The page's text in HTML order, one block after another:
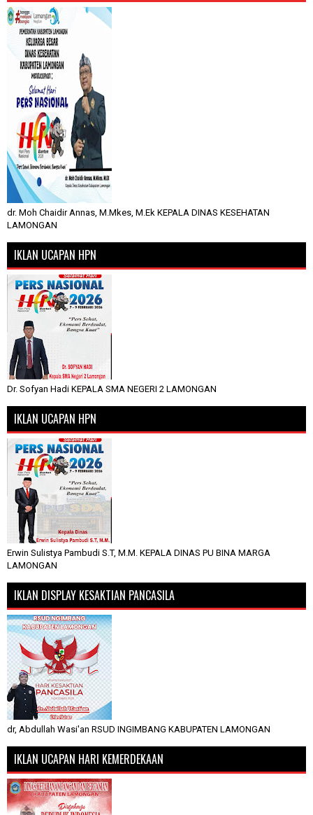
dr. Moh Chaidir Annas, M.Mkes, M.Ek KEPALA DINAS KESEHATAN
LAMONGAN
IKLAN UCAPAN HPN
Dr. Sofyan Hadi KEPALA SMA NEGERI 2 LAMONGAN
IKLAN UCAPAN HPN
Erwin Sulistya Pambudi S.T, M.M. KEPALA DINAS PU BINA MARGA
LAMONGAN
IKLAN DISPLAY KESAKTIAN PANCASILA
dr, Abdullah Wasi'an RSUD INGIMBANG KABUPATEN LAMONGAN
IKLAN UCAPAN HARI KEMERDEKAAN